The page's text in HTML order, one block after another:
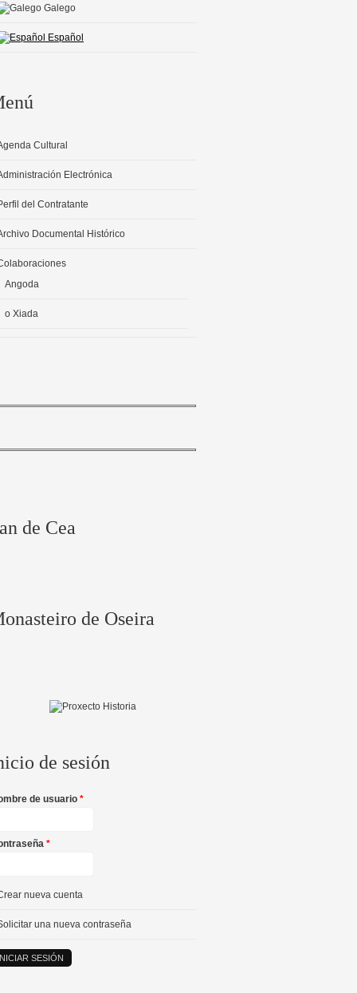
Galego
Español
Cultural
Electrónica
del Contratante
Documental Histórico
Angoda
o Xiada
de Cea
de Oseira
de sesión
de usuario *
*
nueva cuenta
una nueva contraseña